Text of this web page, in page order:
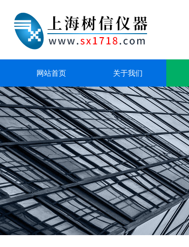
网站首页 关于我们